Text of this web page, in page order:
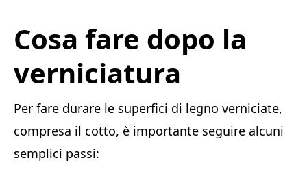
Cosa fare dopo la
verniciatura
Per fare durare le superfici di legno verniciate,
compresa il cotto, è importante seguire alcuni
semplici passi: